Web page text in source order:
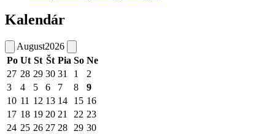
Kalendár
August2026
Po Ut St Št Pia So Ne
27 28 29 30 31 1
2
3
4 5 6 7 8
9
10 11 12 13 14 15 16
17 18 19 20 21 22 23
24 25 26 27 28 29 30